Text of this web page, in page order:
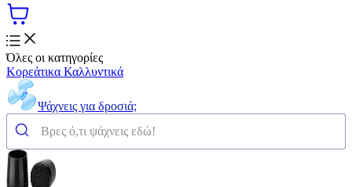
Όλες οι κατηγορίες
Κορεάτικα Καλλυντικά
Ψάχνεις για δροσιά;